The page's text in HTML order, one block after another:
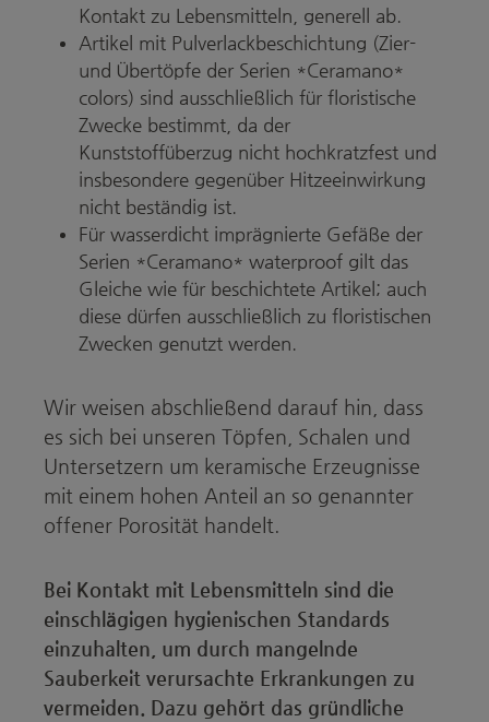
Kontakt zu Lebensmitteln, generell ab.
Artikel mit Pulverlackbeschichtung (Zier-
und Übertöpfe der Serien *Ceramano*
colors) sind ausschließlich für floristische
Zwecke bestimmt, da der
Kunststoffüberzug nicht hochkratzfest und
insbesondere gegenüber Hitzeeinwirkung
nicht beständig ist.
Für wasserdicht imprägnierte Gefäße der
Serien *Ceramano* waterproof gilt das
Gleiche wie für beschichtete Artikel; auch
diese dürfen ausschließlich zu floristischen
Zwecken genutzt werden.
Wir weisen abschließend darauf hin, dass
es sich bei unseren Töpfen, Schalen und
Untersetzern um keramische Erzeugnisse
mit einem hohen Anteil an so genannter
offener Porosität handelt.
Bei Kontakt mit Lebensmitteln sind die
einschlägigen hygienischen Standards
einzuhalten, um durch mangelnde
Sauberkeit verursachte Erkrankungen zu
vermeiden. Dazu gehört das gründliche